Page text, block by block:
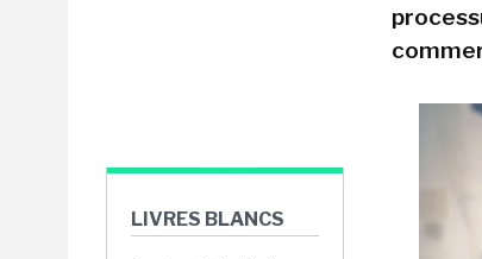
LIVRES BLANCS